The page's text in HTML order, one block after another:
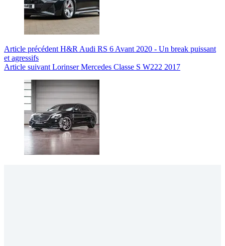
Article précédent H&R Audi RS 6 Avant 2020 - Un break puissant
et agressifs
Article suivant Lorinser Mercedes Classe S W222 2017